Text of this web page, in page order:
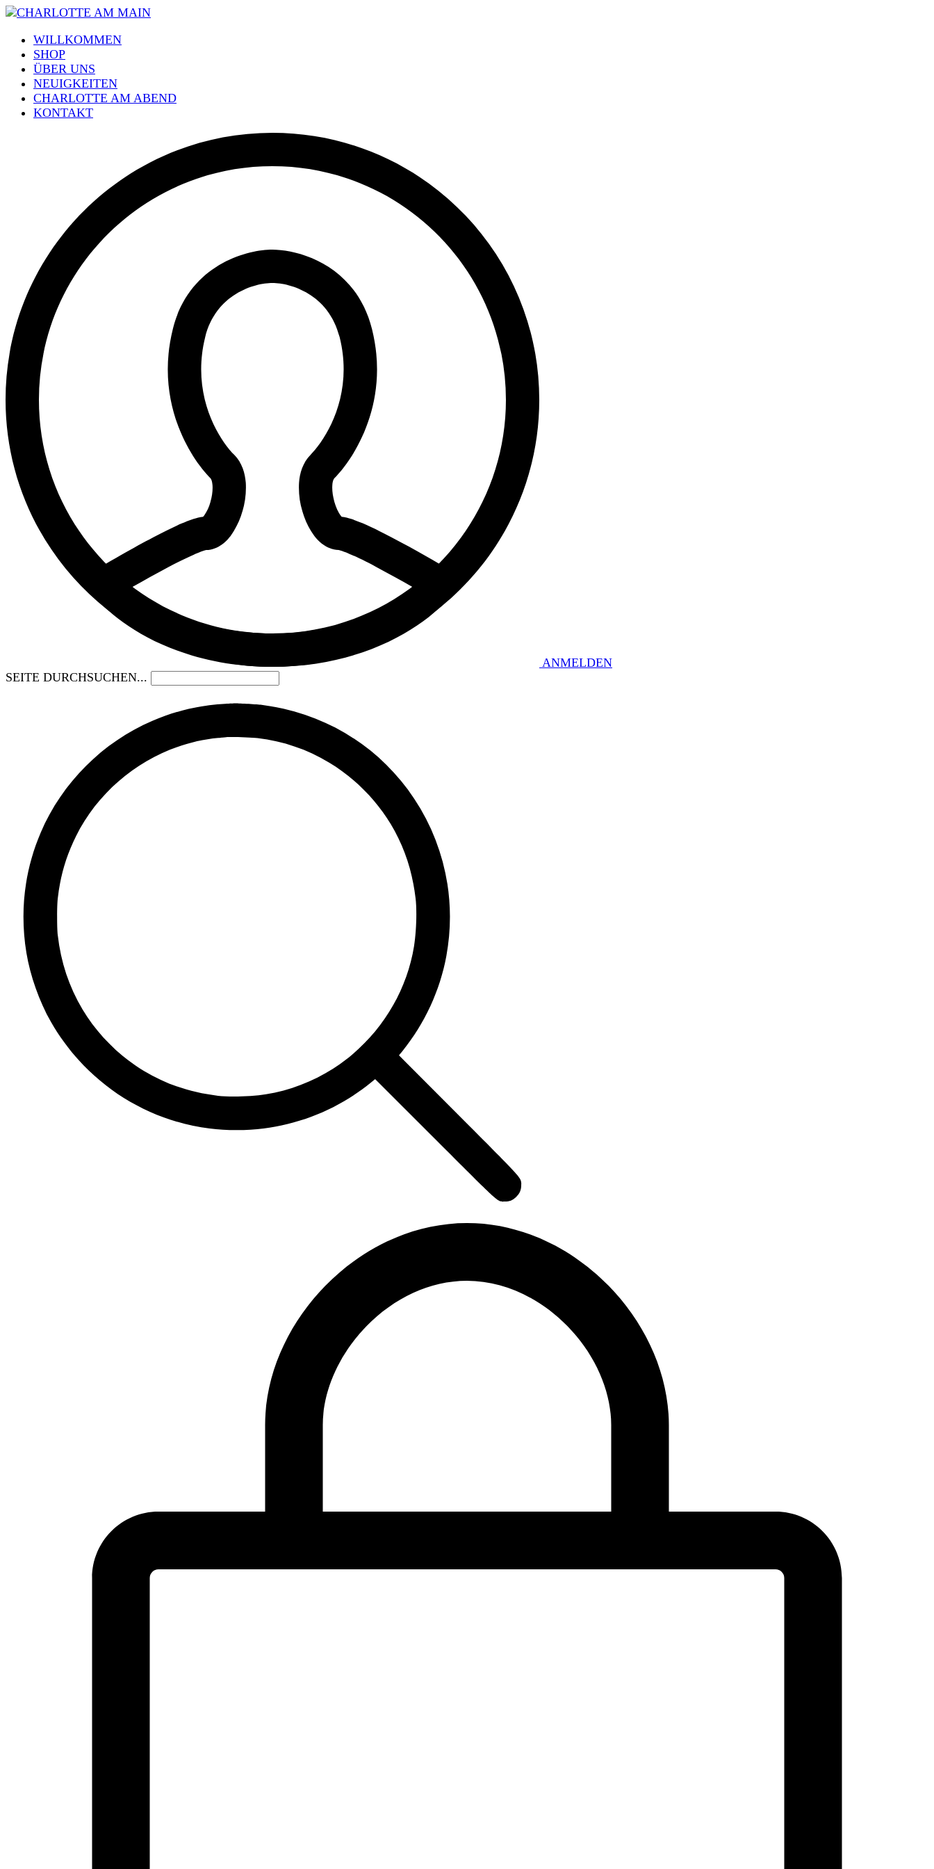
WILLKOMMEN
SHOP
ÜBER UNS
NEUIGKEITEN
CHARLOTTE AM ABEND
KONTAKT
ANMELDEN
SEITE DURCHSUCHEN...